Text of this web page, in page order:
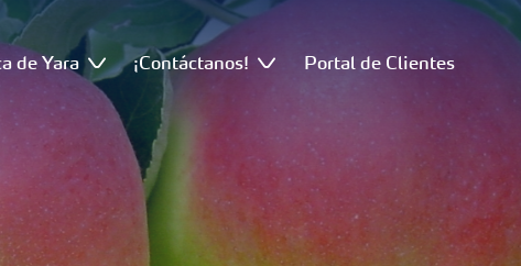
de Yara ¡Contáctanos! Portal de Clientes